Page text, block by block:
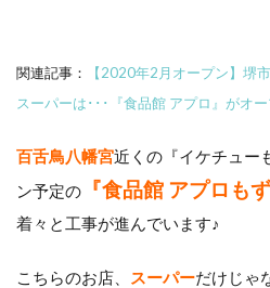
関連記事：
【2020年2月オープン】堺
スーパーは･･･『食品館 アプロ』がオ
百舌鳥八幡宮近くの『イケチュー
ン予定の
『食品館 アプロもず
着々と工事が進んでいます♪
こちらのお店、 スーパーだけじゃ